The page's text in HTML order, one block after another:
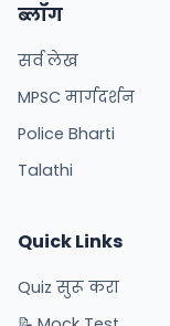
ब्लॉग
सर्व लेख
MPSC मार्गदर्शन
Police Bharti
Talathi
Quick Links
Quiz सुरू करा